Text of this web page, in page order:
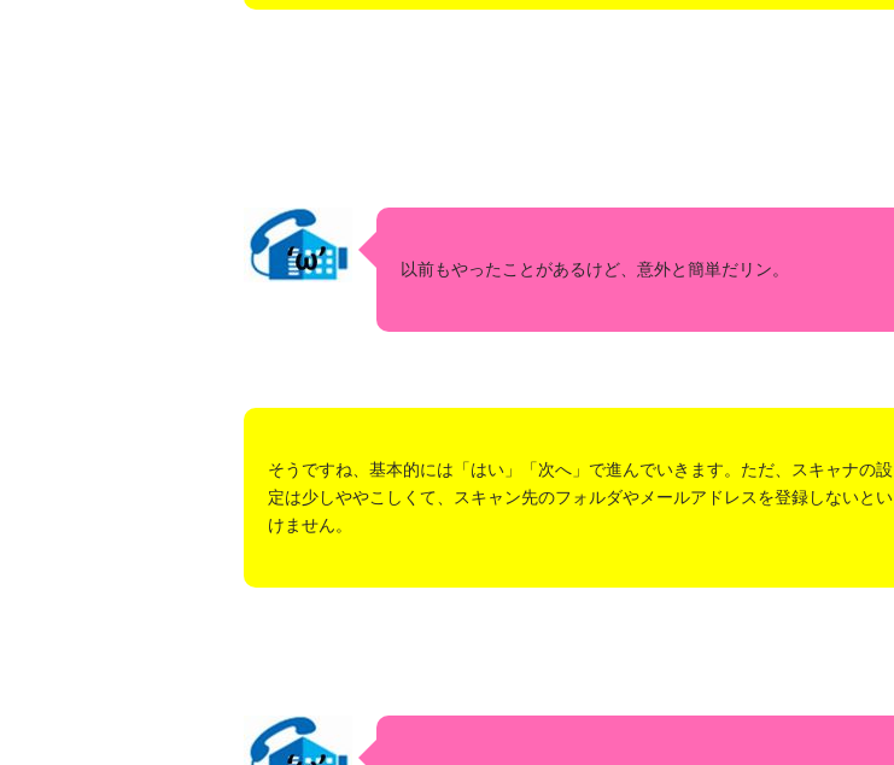
以前もやったことがあるけど、意外と簡単だリン。
そうですね、基本的には「はい」「次へ」で進んでいきます。 ただ、スキャナの設
定は少しややこしくて、スキャン先のフォルダやメールアドレスを登録しないとい
けません。